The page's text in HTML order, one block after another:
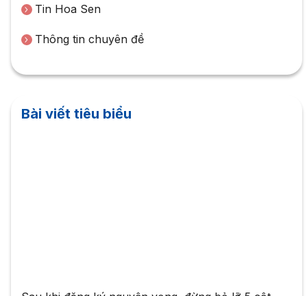
Tin Hoa Sen
Thông tin chuyên đề
Bài viết tiêu biểu